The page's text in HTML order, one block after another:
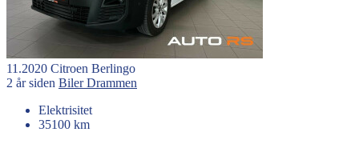
11.2020 Citroen Berlingo
2 år siden BilerDrammen
Elektrisitet
35100 km